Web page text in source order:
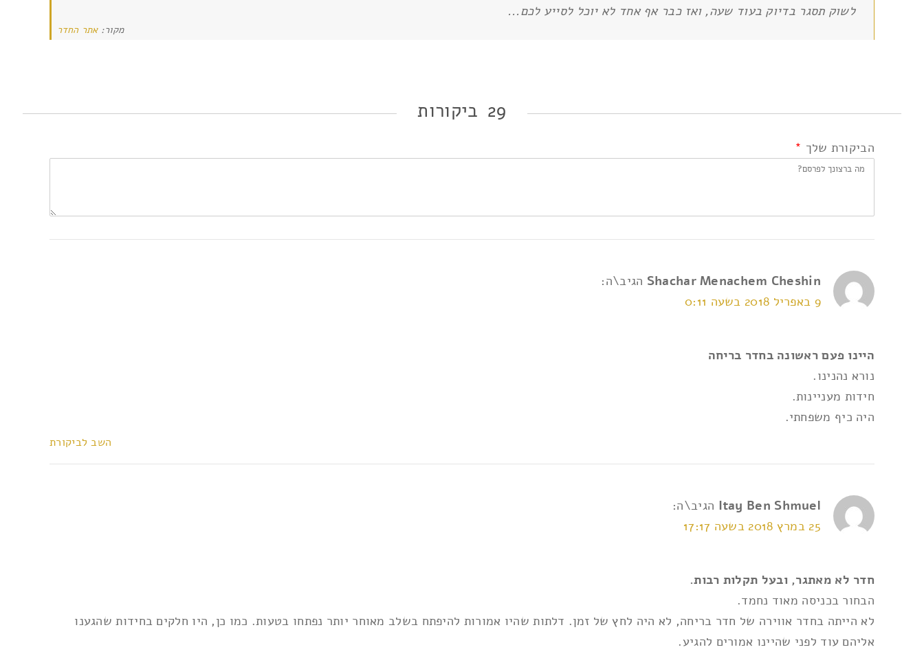
לשוק תסגר בדיוק בעוד שעה, ואז כבר אף אחד לא יוכל לסייע לכם...
מקור:אתר החדר
29 ביקורות
הביקורת שלך *
Shachar Menachem Cheshin הגיב\ה:
9 באפריל 2018 בשעה 0:11
היינו פעם ראשונה בחדר בריחה
נורא נהנינו.
חידות מעניינות.
היה כיף משפחתי.
השב לביקורת
Itay Ben Shmuel הגיב\ה:
25 במרץ 2018 בשעה 17:17
חדר לא מאתגר, ובעל תקלות רבות.
הבחור בכניסה מאוד נחמד.
לא הייתה בחדר אווירה של חדר בריחה, לא היה לחץ של זמן. דלתות שהיו אמורות להיפתח בשלב מאוחר יותר נפתחו בטעות. כמו כן, היו חלקים בחידות שהגענו
אליהם עוד לפני שהיינו אמורים להגיע.